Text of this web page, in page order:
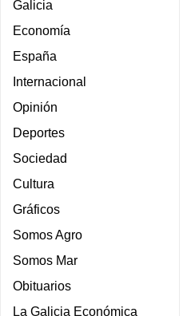
Galicia
Economía
España
Internacional
Opinión
Deportes
Sociedad
Cultura
Gráficos
Somos Agro
Somos Mar
Obituarios
La Galicia Económica